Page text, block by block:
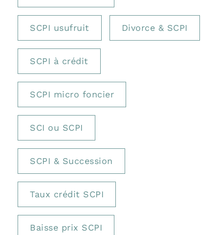
SCPI usufruit Divorce & SCPI
SCPI à crédit
SCPI micro foncier
SCI ou SCPI
SCPI & Succession
Taux crédit SCPI
Baisse prix SCPI